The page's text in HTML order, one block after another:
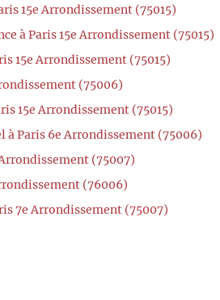
15e Arrondissement (75015)
à Paris 15e Arrondissement (75015)
15e Arrondissement (75015)
(75006)
15e Arrondissement (75015)
Paris 6e Arrondissement (75006)
(75007)
(76006)
7e Arrondissement (75007)